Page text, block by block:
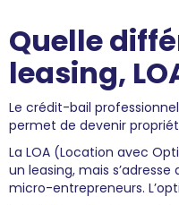
Quelle
leasing,
Le crédit-bail
permet de devenir
La LOA (Location avec
un leasing, mais
micro-entrepreneurs.